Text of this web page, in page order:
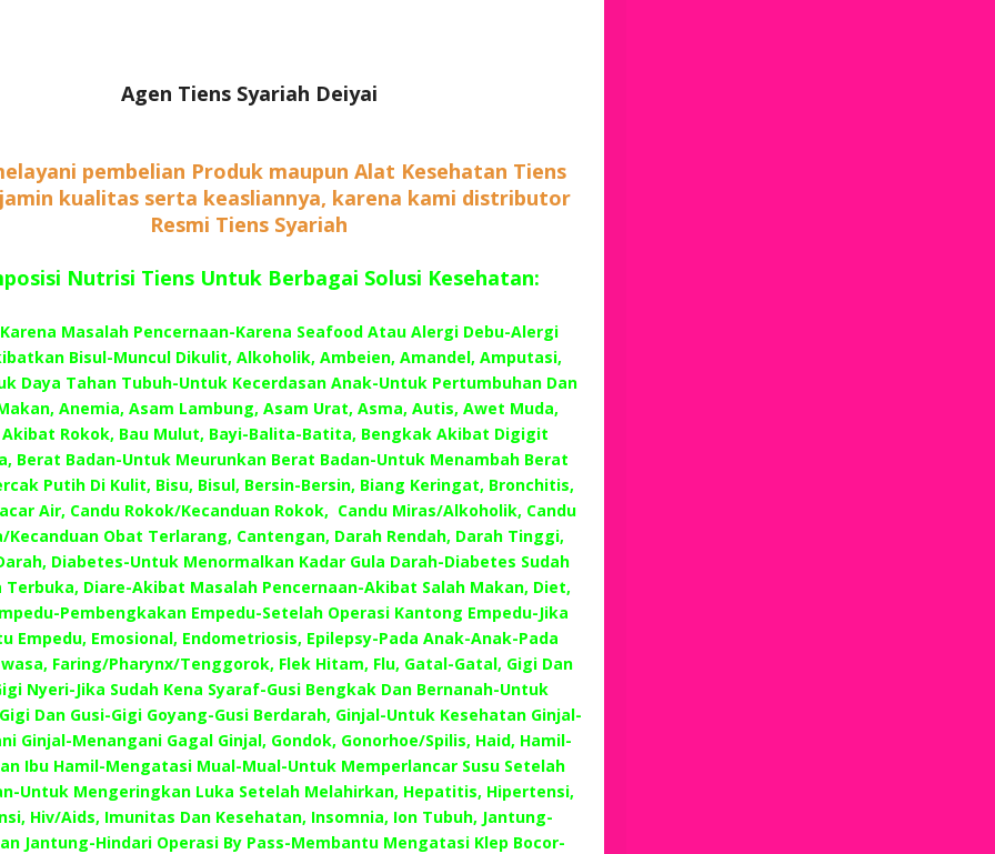
Agen Tiens Syariah Deiyai
pembelian Produk maupun Alat Kesehatan Tiens
kualitas serta keasliannya, karena kami distributor
Resmi Tiens Syariah
Nutrisi Tiens Untuk Berbagai Solusi Kesehatan:
Masalah Pencernaan-Karena Seafood Atau Alergi Debu-Alergi
Bisul-Muncul Dikulit, Alkoholik, Ambeien, Amandel, Amputasi,
Daya Tahan Tubuh-Untuk Kecerdasan Anak-Untuk Pertumbuhan Dan
Anemia, Asam Lambung, Asam Urat, Asma, Autis, Awet Muda,
Rokok, Bau Mulut, Bayi-Balita-Batita, Bengkak Akibat Digigit
Berat Badan-Untuk Meurunkan Berat Badan-Untuk Menambah Berat
Putih Di Kulit, Bisu, Bisul, Bersin-Bersin, Biang Keringat, Bronchitis,
Air, Candu Rokok/Kecanduan Rokok, Candu Miras/Alkoholik, Candu
Kecanduan Obat Terlarang, Cantengan, Darah Rendah, Darah Tinggi,
Diabetes-Untuk Menormalkan Kadar Gula Darah-Diabetes Sudah
Terbuka, Diare-Akibat Masalah Pencernaan-Akibat Salah Makan, Diet,
Pembengkakan Empedu-Setelah Operasi Kantong Empedu-Jika
Empedu, Emosional, Endometriosis, Epilepsy-Pada Anak-Anak-Pada
Faring/Pharynx/Tenggorok, Flek Hitam, Flu, Gatal-Gatal, Gigi Dan
Nyeri-Jika Sudah Kena Syaraf-Gusi Bengkak Dan Bernanah-Untuk
Dan Gusi-Gigi Goyang-Gusi Berdarah, Ginjal-Untuk Kesehatan Ginjal-
Ginjal-Menangani Gagal Ginjal, Gondok, Gonorhoe/Spilis, Haid, Hamil-
Ibu Hamil-Mengatasi Mual-Mual-Untuk Memperlancar Susu Setelah
Untuk Mengeringkan Luka Setelah Melahirkan, Hepatitis, Hipertensi,
Hiv/Aids, Imunitas Dan Kesehatan, Insomnia, Ion Tubuh, Jantung-
Jantung-Hindari Operasi By Pass-Membantu Mengatasi Klep Bocor-